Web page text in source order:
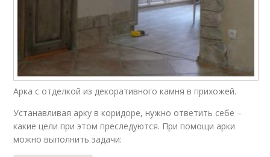
Арка с отделкой из декоративного камня в прихожей.
Устанавливая арку в коридоре, нужно ответить себе –
какие цели при этом преследуются. При помощи арки
можно выполнить задачи: